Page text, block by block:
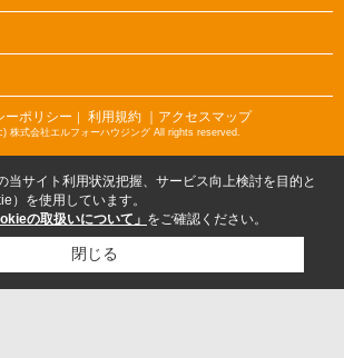
ーポリシー 利用規約 ｜アクセスマップ
株式会社エルフォーハウジング All rights reserved.
当サイト利用状況把握、サービス向上検討を目的と
）を使用しています。
の取扱いについて」 をご確認ください。
閉じる